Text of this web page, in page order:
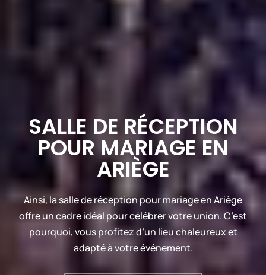
SALLE DE RÉCEPTION
POUR MARIAGE EN
ARIÈGE
Ainsi, la salle de réception pour mariage en Ariège
offre un cadre idéal pour célébrer votre union. C’est
pourquoi, vous profitez d’un lieu chaleureux et
adapté à votre événement.